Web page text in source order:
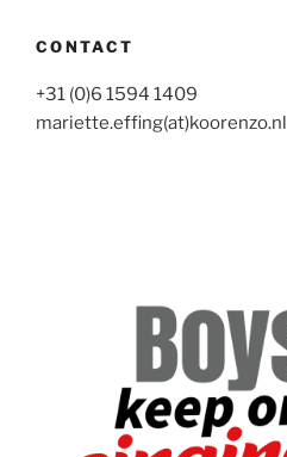
CONTACT
+31 (0)6 1594 1409
mariette.effing(at)koorenzo.nl